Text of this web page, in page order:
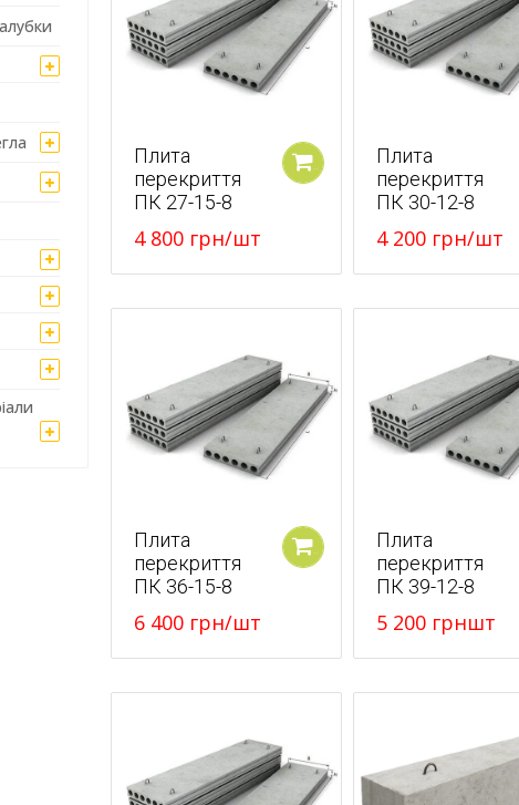
Плита
перекриття
ПК 27-15-8
4 800грн/шт
Плита
перекриття
ПК 30-12-8
4 200грн/шт
Плита
перекриття
ПК 36-15-8
6 400грн/шт
Плита
перекриття
ПК 39-12-8
5 200грншт